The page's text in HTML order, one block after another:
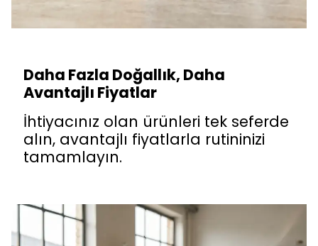
Daha Fazla Doğallık, Daha
Avantajlı Fiyatlar
İhtiyacınız olan ürünleri tek seferde
alın, avantajlı fiyatlarla rutininizi
tamamlayın.